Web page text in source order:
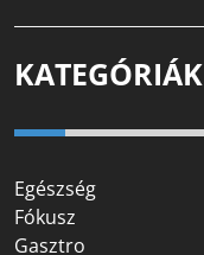
KATEGÓRIÁK
Egészség
Fókusz
Gasztro